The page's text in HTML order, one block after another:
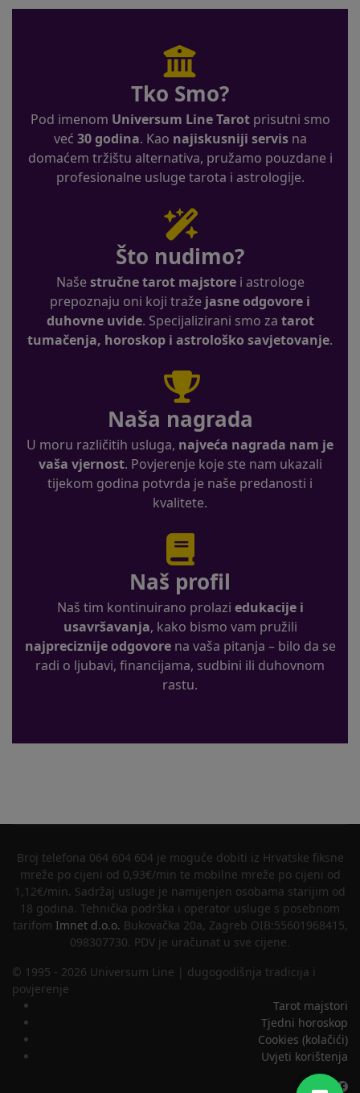
Tko Smo?
Pod imenom Universum Line Tarotprisutni smo
već 30 godina. Kao najiskusniji servisna
domaćem tržištu alternativa, pružamo pouzdane i
profesionalne usluge tarota i astrologije.
Što nudimo?
Našestručne tarot majstorei astrologe
prepoznaju oni koji traže jasne odgovore i
duhovne uvide. Specijalizirani smo za tarot
tumačenja, horoskop i astrološko savjetovanje.
Naša nagrada
U moru različitih usluga, najveća nagrada nam je
vaša vjernost. Povjerenje koje ste nam ukazali
tijekom godina potvrda je naše predanosti i
kvalitete.
Naš profil
Naš tim kontinuirano prolazi edukacije i
usavršavanja, kako bismo vam pružili
najpreciznije odgovorena vaša pitanja – bilo da se
radi o ljubavi, financijama, sudbini ili duhovnom
rastu.
Broj telefona 064 604 604 je moguće dobiti iz Hrvatske fiksne
mreže po cijeni od 0,93€/min te mobilne mreže po cijeni od
1,12€/min. Sadržaj usluge je namijenjen osobama starijim od
18 godina. Tehnička podrška i operator usluge s posebnom
tarifom Imnet d.o.o. Bukovačka 20a, Zagreb OIB:55601968415,
098307730. PDV je uračunat u sve cijene.
© 1995 - 2026 Universum Line | dugogodišnja tradicija i
povjerenje
Tarot majstori
Tjedni horoskop
Cookies (kolačići)
Uvjeti korištenja